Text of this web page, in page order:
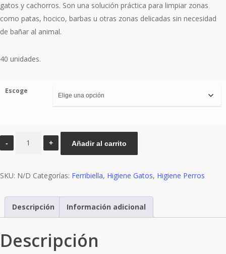
gatos y cachorros. Son una solución práctica para limpiar zonas
como patas, hocico, barbas u otras zonas delicadas sin necesidad
de bañar al animal.
40 unidades.
Escoge
Ferribiella
Añadir al carrito
SKU: N/D Categorías: Ferribiella, Higiene Gatos, Higiene Perros
Descripción Información adicional
Descripción